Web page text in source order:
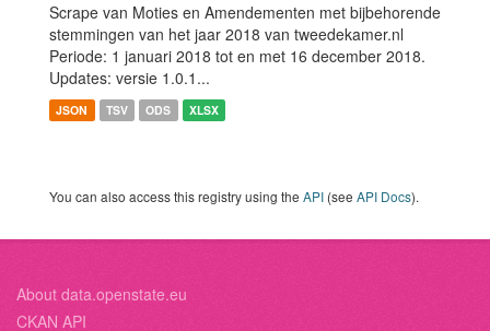
Scrape van Moties en Amendementen met bijbehorende
stemmingen van het jaar 2018 van tweedekamer.nl
Periode: 1 januari 2018 tot en met 16 december 2018.
Updates: versie 1.0.1...
JSON TSV ODS XLSX
You can also access this registry using the API (see API Docs).
About data.openstate.eu
CKAN API